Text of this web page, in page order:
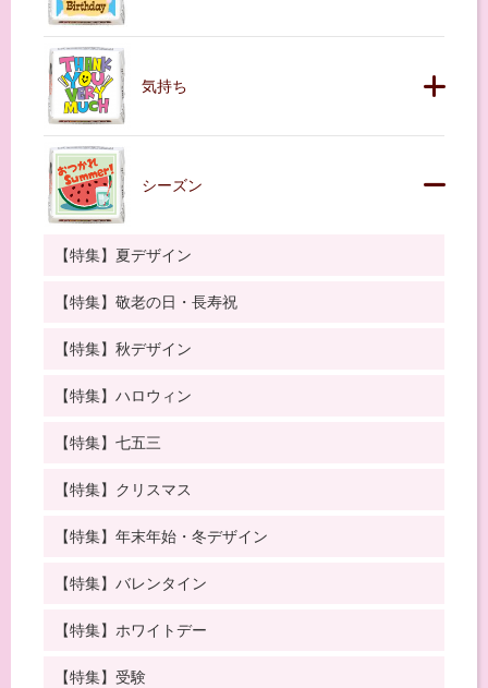
気持ち
シーズン
【特集】夏デザイン
【特集】敬老の日・長寿祝
【特集】秋デザイン
【特集】ハロウィン
【特集】七五三
【特集】クリスマス
【特集】年末年始・冬デザイン
【特集】バレンタイン
【特集】ホワイトデー
【特集】受験